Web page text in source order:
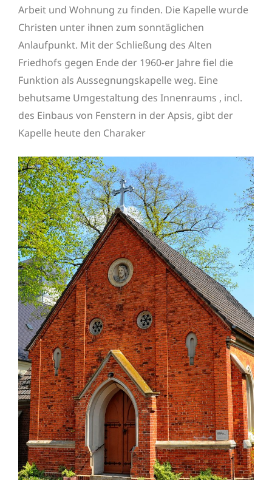
Arbeit und Wohnung zu finden. Die Kapelle wurde
Christen unter ihnen zum sonntäglichen
Anlaufpunkt. Mit der Schließung des Alten
Friedhofs gegen Ende der 1960-er Jahre fiel die
Funktion als Aussegnungskapelle weg. Eine
behutsame Umgestaltung des Innenraums , incl.
des Einbaus von Fenstern in der Apsis, gibt der
Kapelle heute den Charaker